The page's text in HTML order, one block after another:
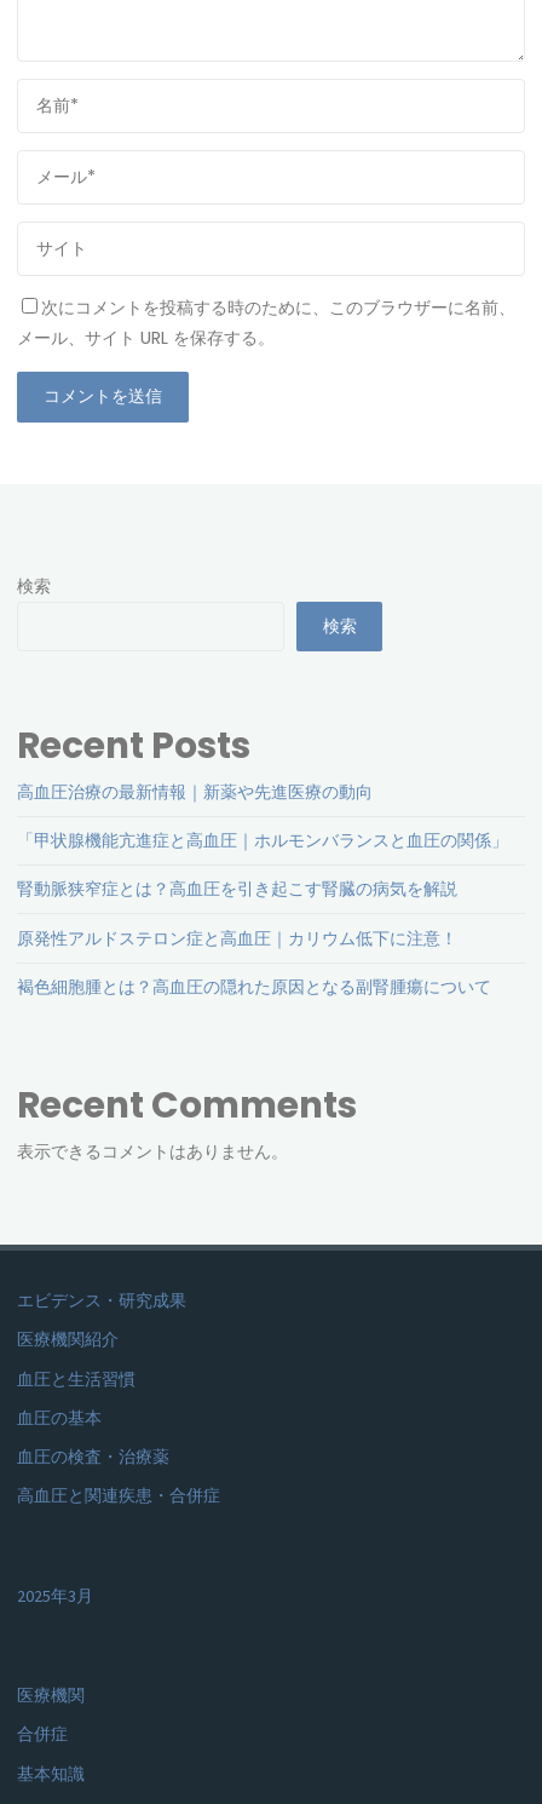
次にコメントを投稿する時のために、このブラウザーに名前、
メール、サイト URL を保存する。
検索
検索
Recent Posts
高血圧治療の最新情報｜新薬や先進医療の動向
「甲状腺機能亢進症と高血圧｜ホルモンバランスと血圧の関係」
腎動脈狭窄症とは？高血圧を引き起こす腎臓の病気を解説
原発性アルドステロン症と高血圧｜カリウム低下に注意！
褐色細胞腫とは？高血圧の隠れた原因となる副腎腫瘍について
Recent Comments
表示できるコメントはありません。
エビデンス・研究成果
医療機関紹介
血圧と生活習慣
血圧の基本
血圧の検査・治療薬
高血圧と関連疾患・合併症
2025年3月
医療機関
合併症
基本知識